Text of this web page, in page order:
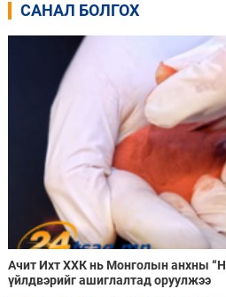
САНАЛ БОЛГОХ
Ачит Ихт ХХК нь Монголын анхны
үйлдвэрийг ашиглалтад оруулжээ